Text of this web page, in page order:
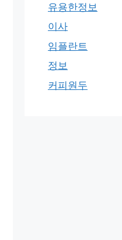
유용한정보
이사
임플란트
정보
커피원두